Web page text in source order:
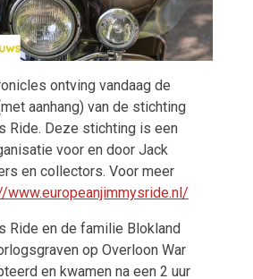
ontving vandaag de
aanhang) van de stichting
Ride. Deze stichting is een
voor en door Jack
en collectors. Voor meer
www.europeanjimmysride.nl/
Ride en de familie Blokland
op Overloon War
en kwamen na een 2 uur